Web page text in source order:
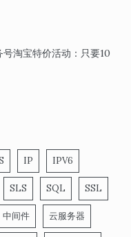
淘宝特价活动：只要10
IP IPV6
SLS SQL SSL
中间件 云服务器